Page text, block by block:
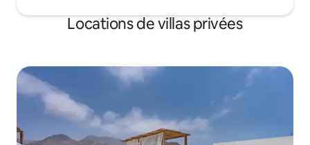
Locations de villas privées